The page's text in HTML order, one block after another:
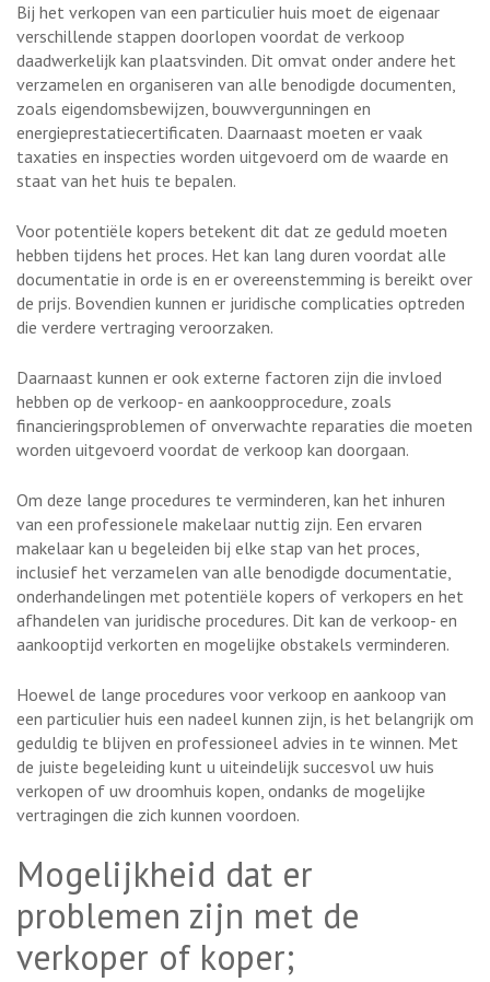
Bij het verkopen van een particulier huis moet de eigenaar
verschillende stappen doorlopen voordat de verkoop
daadwerkelijk kan plaatsvinden. Dit omvat onder andere het
verzamelen en organiseren van alle benodigde documenten,
zoals eigendomsbewijzen, bouwvergunningen en
energieprestatiecertificaten. Daarnaast moeten er vaak
taxaties en inspecties worden uitgevoerd om de waarde en
staat van het huis te bepalen.
Voor potentiële kopers betekent dit dat ze geduld moeten
hebben tijdens het proces. Het kan lang duren voordat alle
documentatie in orde is en er overeenstemming is bereikt over
de prijs. Bovendien kunnen er juridische complicaties optreden
die verdere vertraging veroorzaken.
Daarnaast kunnen er ook externe factoren zijn die invloed
hebben op de verkoop- en aankoopprocedure, zoals
financieringsproblemen of onverwachte reparaties die moeten
worden uitgevoerd voordat de verkoop kan doorgaan.
Om deze lange procedures te verminderen, kan het inhuren
van een professionele makelaar nuttig zijn. Een ervaren
makelaar kan u begeleiden bij elke stap van het proces,
inclusief het verzamelen van alle benodigde documentatie,
onderhandelingen met potentiële kopers of verkopers en het
afhandelen van juridische procedures. Dit kan de verkoop- en
aankooptijd verkorten en mogelijke obstakels verminderen.
Hoewel de lange procedures voor verkoop en aankoop van
een particulier huis een nadeel kunnen zijn, is het belangrijk om
geduldig te blijven en professioneel advies in te winnen. Met
de juiste begeleiding kunt u uiteindelijk succesvol uw huis
verkopen of uw droomhuis kopen, ondanks de mogelijke
vertragingen die zich kunnen voordoen.
Mogelijkheid dat er
problemen zijn met de
verkoper of koper;